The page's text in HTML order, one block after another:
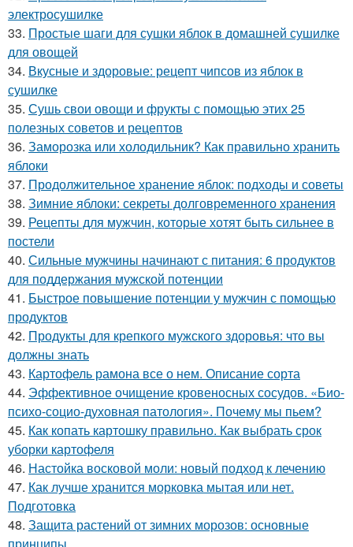
электросушилке
33. Простые шаги для сушки яблок в домашней сушилке
для овощей
34. Вкусные и здоровые: рецепт чипсов из яблок в
сушилке
35. Сушь свои овощи и фрукты с помощью этих 25
полезных советов и рецептов
36. Заморозка или холодильник? Как правильно хранить
яблоки
37. Продолжительное хранение яблок: подходы и советы
38. Зимние яблоки: секреты долговременного хранения
39. Рецепты для мужчин, которые хотят быть сильнее в
постели
40. Сильные мужчины начинают с питания: 6 продуктов
для поддержания мужской потенции
41. Быстрое повышение потенции у мужчин с помощью
продуктов
42. Продукты для крепкого мужского здоровья: что вы
должны знать
43. Картофель рамона все о нем. Описание сорта
44. Эффективное очищение кровеносных сосудов. «Био-
психо-социо-духовная патология». Почему мы пьем?
45. Как копать картошку правильно. Как выбрать срок
уборки картофеля
46. Настойка восковой моли: новый подход к лечению
47. Как лучше хранится морковка мытая или нет.
Подготовка
48. Защита растений от зимних морозов: основные
принципы